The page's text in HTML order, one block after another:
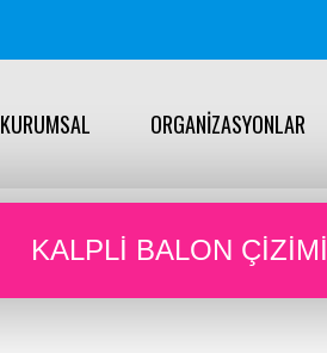
KURUMSAL ORGANİZASYONLAR
KALPLI BALON ÇIZIMI